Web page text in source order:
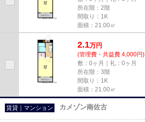
所在階：2階
間取り：1K
面積：21.00㎡
2.1万円
(管理費・共益費 4,000円)
敷：0ヶ月｜礼：0ヶ月
所在階：3階
間取り：1K
面積：21.00㎡
賃貸｜マンション カメゾン南佐古